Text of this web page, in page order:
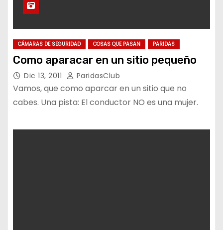
CÁMARAS DE SEGURIDAD COSAS QUE PASAN PARIDAS
Como aparacar en un sitio pequeño
Dic 13, 2011 ParidasClub
Vamos, que como aparcar en un sitio que no
cabes. Una pista: El conductor NO es una mujer.